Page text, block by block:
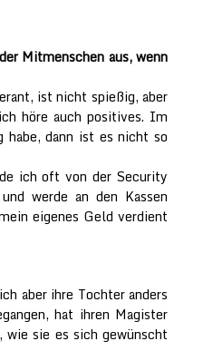
Mitmenschen aus, wenn
ist nicht spießig, aber
höre auch positives. Im
dann ist es nicht so
ich oft von der Security
werde an den Kassen
eigenes Geld verdient
aber ihre Tochter anders
hat ihren Magister
wie sie es sich gewünscht